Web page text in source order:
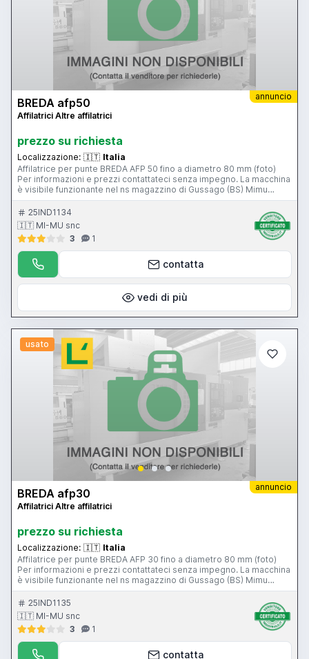
annuncio
BREDA afp50
Affilatrici Altre affilatrici
prezzo su richiesta
Localizzazione: 🇮🇹 Italia
Affilatrice per punte BREDA AFP 50 fino a diametro 80 mm (foto)
Per informazioni e prezzi contattateci senza impegno. La macchina
è visibile funzionante nel ns magazzino di Gussago (BS) Mimu
Macchine Utensili
25IND1134
🇮🇹 MI-MU snc
3
1
contatta
vedi di più
usato
annuncio
BREDA afp30
Affilatrici Altre affilatrici
prezzo su richiesta
Localizzazione: 🇮🇹 Italia
Affilatrice per punte BREDA AFP 30 fino a diametro 80 mm (foto)
Per informazioni e prezzi contattateci senza impegno. La macchina
è visibile funzionante nel ns magazzino di Gussago (BS) Mimu
Macchine Utensili
25IND1135
🇮🇹 MI-MU snc
3
1
contatta